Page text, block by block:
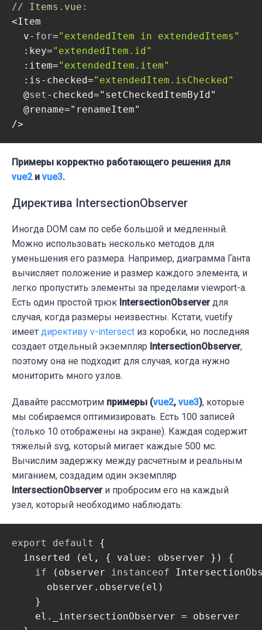
  }
}
// Items.vue:
<Item
  v-
for="extendedItem in extendedItems"
  :key=
"extendedItem.id"
  :item=
"extendedItem.item"
  :is-checked=
"extendedItem.isChecked"
  @
set -checked="setCheckedItemById"
  @rename="renameItem"
/>
Примеры корректно работающего решения для
vue2и vue3.
Директива IntersectionObserver
Иногда DOM сам по себе большой и медленный.
Можно использовать несколько методов для
уменьшения его размера. Например, диаграмма Ганта
вычисляет положение и размер каждого элемента, и
легко пропустить элементы за пределами viewport-а.
Есть один простой трюк IntersectionObserverдля
случая, когда размеры неизвестны. Кстати, vuetify
имеет директиву v-intersect из коробки, но последняя
создает отдельный экземпляр IntersectionObserver,
поэтому она не подходит для случая, когда нужно
мониторить много узлов.
Давайте рассмотрим примеры (vue2, vue3), которые
мы собираемся оптимизировать. Есть 100 записей
(только 10 отображены на экране). Каждая содержит
тяжелый svg, который мигает каждые 500 мс.
Вычислим задержку между расчетным и реальным
миганием, создадим один экземпляр
IntersectionObserverи пробросим его на каждый
узел, который необходимо наблюдать:
export default
{
  inserted (el, {
value : observer }) {
if (observer instanceof
      observer.observe(el)
    }
    el._intersectionObserver = observer